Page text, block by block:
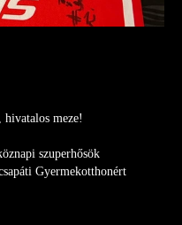
meze!
szuperhősök
Gyermekotthonért